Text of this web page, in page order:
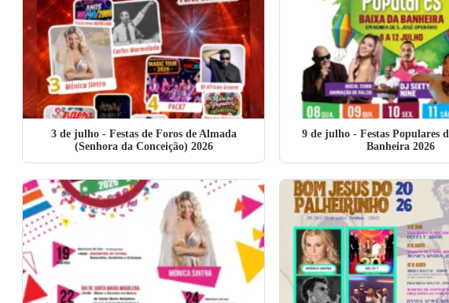
3 de julho- Festas de Foros de Almada
(Senhora da Conceição) 2026
9 de julho - Festas Populares
Banheira 2026